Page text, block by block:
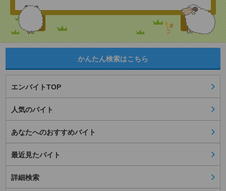
かんたん検索はこちら
エンバイトTOP
人気のバイト
あなたへのおすすめバイト
最近見たバイト
詳細検索